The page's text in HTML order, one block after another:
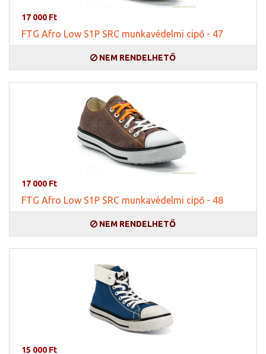
17 000 Ft
FTG Afro Low S1P SRC munkavédelmi cipő - 47
NEM RENDELHETŐ
17 000 Ft
FTG Afro Low S1P SRC munkavédelmi cipő - 48
NEM RENDELHETŐ
15 000 Ft